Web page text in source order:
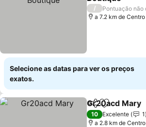
Ver preços
/
Pontuação não
a 7.2 km de
Selecione as datas para ver os preços
exatos.
PartilharAdicionar
Gr20acd Mary
10 Excelente
1
a 2.8 km de